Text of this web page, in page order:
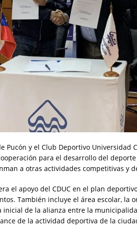
Pucón y el Club Deportivo Universidad
para el desarrollo del
a otras actividades competitivas y
el apoyo del CDUC en el plan
También incluye el área escolar, la
inicial de la alianza entre la
de la actividad deportiva de la